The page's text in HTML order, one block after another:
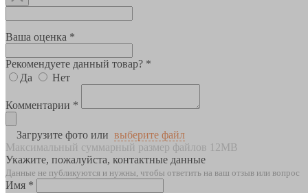
Ваша оценка *
Рекомендуете данный товар? *
Да
Нет
Комментарии *
Загрузите фото или выберите файл
Максимальный суммарный размер файлов 12MB
Укажите, пожалуйста, контактные данные
Данные не публикуются и нужны, чтобы ответить на ваш отзыв или вопрос
Имя *